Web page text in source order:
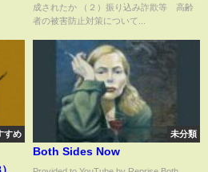
成されたか （２）振り込み詐欺等 高齢
者の被害防止対策について...
すめ 未分類
Both Sides Now